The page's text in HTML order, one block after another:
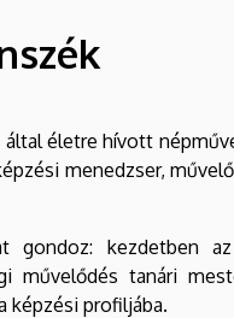
életre hívott
menedzser,
gondoz: kezdetben
művelődés tanári
képzési profiljába.